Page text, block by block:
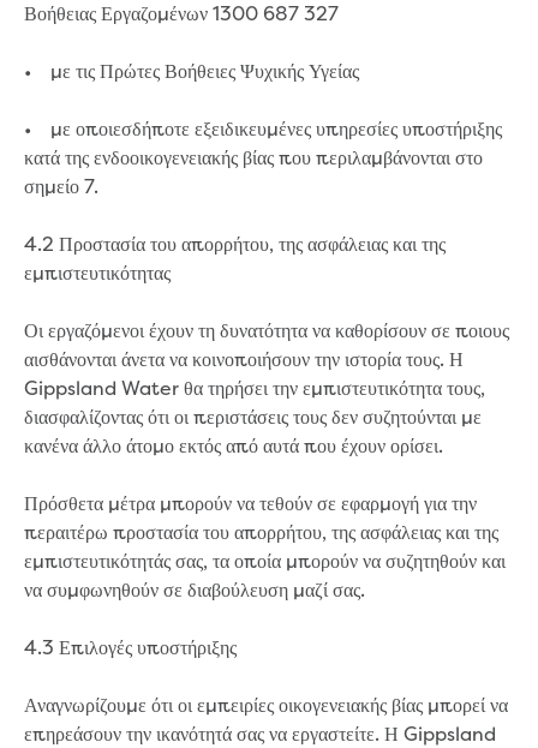
Βοήθειας Εργαζομένων 1300 687 327
• με τις Πρώτες Βοήθειες Ψυχικής Υγείας
• με οποιεσδήποτε εξειδικευμένες υπηρεσίες υποστήριξης
κατά της ενδοοικογενειακής βίας που περιλαμβάνονται στο
σημείο 7.
4.2 Προστασία του απορρήτου, της ασφάλειας και της
εμπιστευτικότητας
Οι εργαζόμενοι έχουν τη δυνατότητα να καθορίσουν σε ποιους
αισθάνονται άνετα να κοινοποιήσουν την ιστορία τους. Η
Gippsland Water θα τηρήσει την εμπιστευτικότητα τους,
διασφαλίζοντας ότι οι περιστάσεις τους δεν συζητούνται με
κανένα άλλο άτομο εκτός από αυτά που έχουν ορίσει.
Πρόσθετα μέτρα μπορούν να τεθούν σε εφαρμογή για την
περαιτέρω προστασία του απορρήτου, της ασφάλειας και της
εμπιστευτικότητάς σας, τα οποία μπορούν να συζητηθούν και
να συμφωνηθούν σε διαβούλευση μαζί σας.
4.3 Επιλογές υποστήριξης
Αναγνωρίζουμε ότι οι εμπειρίες οικογενειακής βίας μπορεί να
επηρεάσουν την ικανότητά σας να εργαστείτε. Η Gippsland